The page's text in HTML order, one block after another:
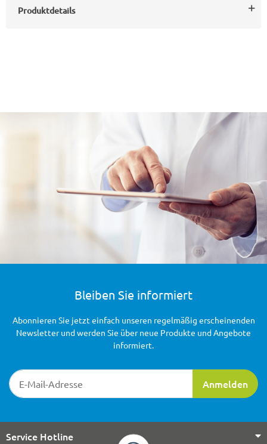
Produktdetails
Bleiben Sie informiert
Newsletter-Registrierung
Anmelden
Abonnieren Sie jetzt einfach unseren regelmäßig erscheinenden
Newsletter und werden Sie über neue Produkte und Angebote
informiert.
Service Hotline